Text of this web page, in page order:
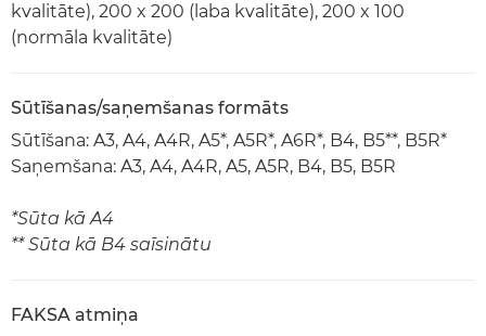
kvalitāte), 200 x 200 (laba kvalitāte), 200 x 100
(normāla kvalitāte)
Sūtīšanas/saņemšanas formāts
Sūtīšana: A3, A4, A4R, A5*, A5R*, A6R*, B4, B5**, B5R*
Saņemšana: A3, A4, A4R, A5, A5R, B4, B5, B5R
*Sūta kā A4
** Sūta kā B4 saīsinātu
FAKSA atmiņa